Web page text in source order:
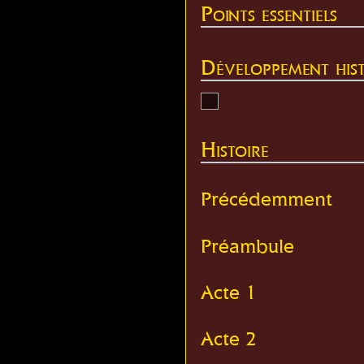
Points essentiels
Développement
Histoire
Précédemment
Préambule
Acte 1
Acte 2